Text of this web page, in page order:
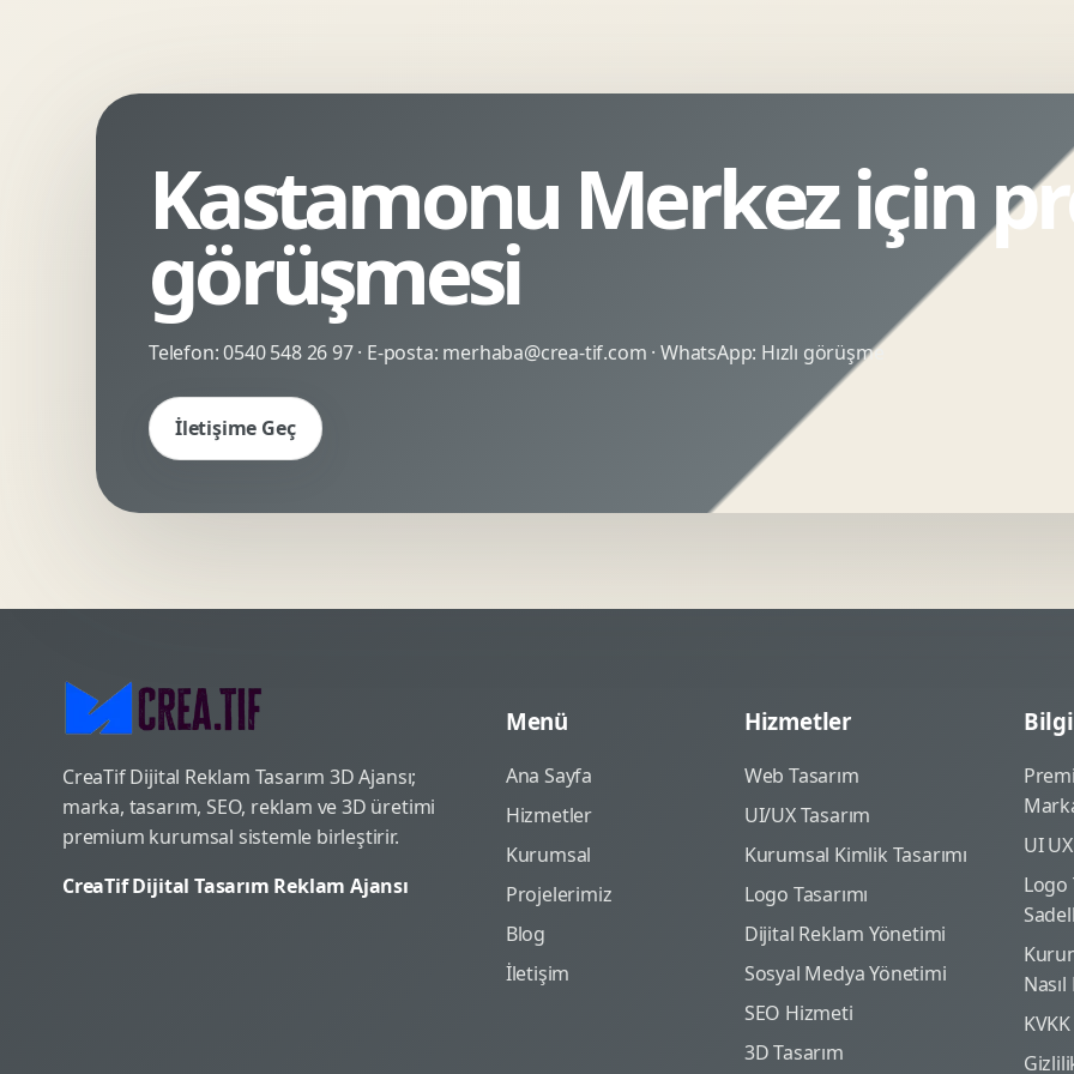
Kastamonu Merkez için
görüşmesi
Telefon:0540 548 26 97· E-posta: merhaba@crea-tif.com · WhatsApp: Hızlı görüşme
İletişime Geç
CreaTif Dijital Reklam Tasarım 3D Ajansı;
marka, tasarım, SEO, reklam ve 3D üretimi
premium kurumsal sistemle birleştirir.
CreaTif Dijital Tasarım Reklam Ajansı
Menü
Ana Sayfa
Hizmetler
Kurumsal
Projelerimiz
Blog
İletişim
Hizmetler
Web Tasarım
UI/UX Tasarım
Kurumsal Kimlik Tasarımı
Logo Tasarımı
Dijital Reklam Yönetimi
Sosyal Medya Yönetimi
SEO Hizmeti
3D Tasarım
Bilgi
UI
Logo
KVKK